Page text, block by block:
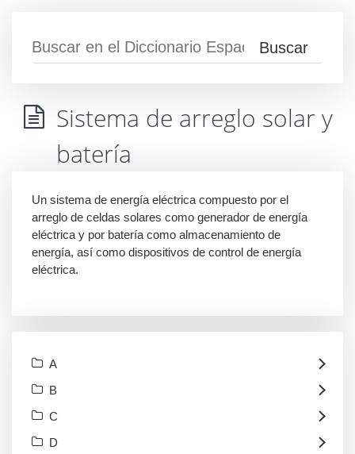
Sistema de arreglo solar y
batería
Un sistema de energía eléctrica compuesto por el
arreglo de celdas solares como generador de energía
eléctrica y por batería como almacenamiento de
energía, así como dispositivos de control de energía
eléctrica.
A
B
C
D